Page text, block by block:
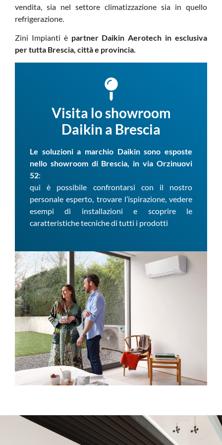
vendita, sia nel settore climatizzazione sia in quello
refrigerazione.
Zini Impianti èpartner Daikin Aerotech in esclusiva
per tutta Brescia, città e provincia.
Visita lo showroom
Daikin a Brescia
Le soluzioni a marchio Daikin sono esposte
nello showroom di Brescia, in via Orzinuovi
52:
qui è possibile confrontarsi con il nostro
personale esperto, trovare l’ispirazione, vedere
esempi di installazioni e scoprire le
caratteristiche tecniche di tutti i prodotti